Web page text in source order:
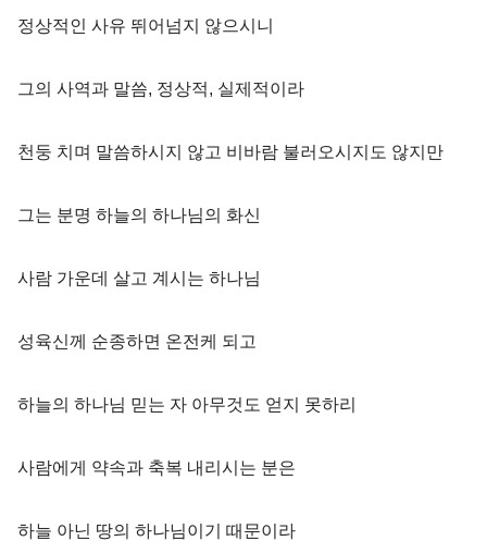
정상적인 사유 뛰어넘지 않으시니
그의 사역과 말씀, 정상적, 실제적이라
천둥 치며 말씀하시지 않고 비바람 불러오시지도 않지만
그는 분명 하늘의 하나님의 화신
사람 가운데 살고 계시는 하나님
성육신께 순종하면 온전케 되고
하늘의 하나님 믿는 자 아무것도 얻지 못하리
사람에게 약속과 축복 내리시는 분은
하늘 아닌 땅의 하나님이기 때문이라